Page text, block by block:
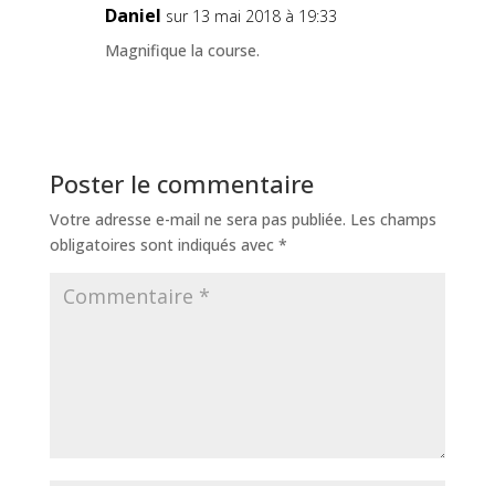
Daniel sur 13 mai 2018 à 19:33
Magnifique la course.
Poster le commentaire
Votre adresse e-mail ne sera pas publiée. Les champs
obligatoires sont indiqués avec *